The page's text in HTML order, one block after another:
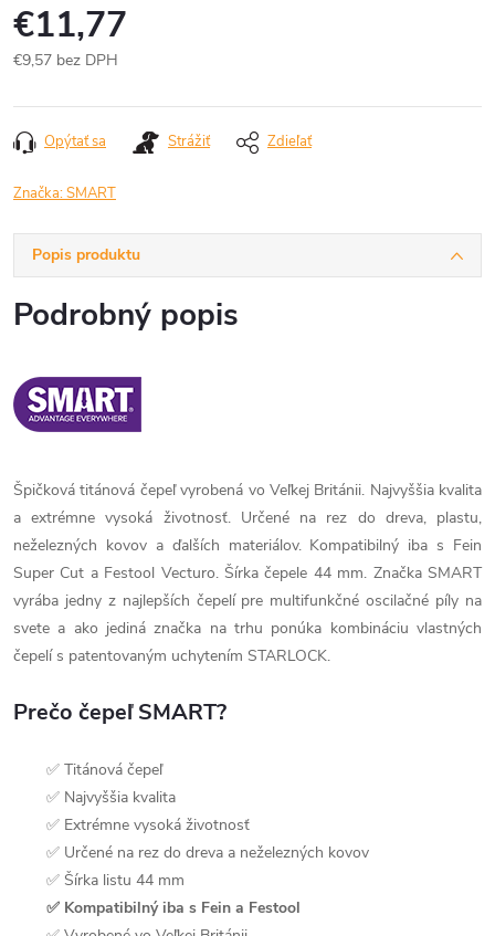
€11,77
€9,57 bez DPH
cena:
Opýtať sa Strážiť Zdieľať
Značka:SMART
Popis produktu
Podrobný popis
Špičková titánová čepeľ vyrobená vo Veľkej Británii. Najvyššia kvalita
a extrémne vysoká životnosť. Určené na rez do dreva, plastu,
neželezných kovov a ďalších materiálov. Kompatibilný iba s Fein
Super Cut a Festool Vecturo. Šírka čepele 44 mm. Značka SMART
vyrába jedny z najlepších čepelí pre multifunkčné oscilačné píly na
svete a ako jediná značka na trhu ponúka kombináciu vlastných
čepelí s patentovaným uchytením STARLOCK.
Prečo čepeľ SMART?
✅ Titánová čepeľ
✅ Najvyššia kvalita
✅ Extrémne vysoká životnosť
✅ Určené na rez do dreva a neželezných kovov
✅ Šírka listu 44 mm
✅ Kompatibilný iba s Fein a Festool